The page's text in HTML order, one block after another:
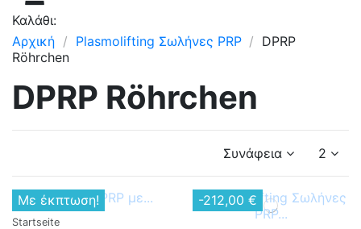
Καλάθι:
Αρχική
Plasmolifting Σωλήνες PRP
DPRP
Röhrchen
DPRP Röhrchen
Συνάφεια 2
Με έκπτωση!
Startseite
-212,00 €